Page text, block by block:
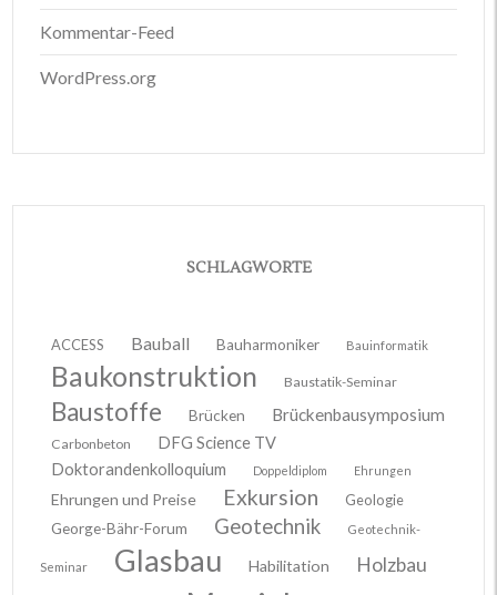
Kommentar-Feed
WordPress.org
SCHLAGWORTE
ACCESS Bauball Bauharmoniker Bauinformatik
Baukonstruktion Baustatik-Seminar
Baustoffe Brücken Brückenbausymposium
Carbonbeton
DFG Science TV
Doktorandenkolloquium
Doppeldiplom Ehrungen
Ehrungen und Preise Exkursion
Geologie
George-Bähr-Forum
Geotechnik Geotechnik-
Seminar Glasbau Habilitation Holzbau